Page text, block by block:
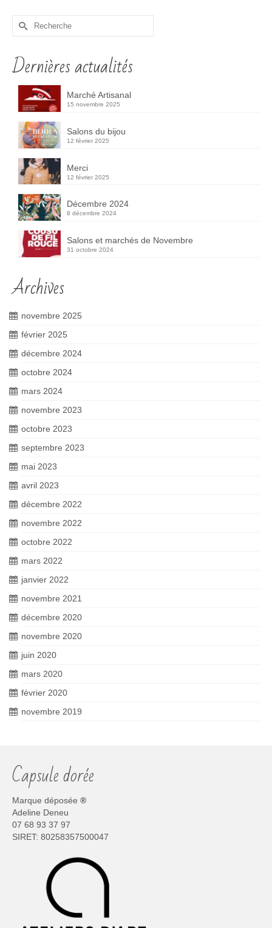
Rechercher :
Dernières actualités
Marché Artisanal
15 novembre 2025
Salons du bijou
12 février 2025
Merci
12 février 2025
Décembre 2024
8 décembre 2024
Salons et marchés de Novembre
31 octobre 2024
Archives
novembre 2025
février 2025
décembre 2024
octobre 2024
mars 2024
novembre 2023
octobre 2023
septembre 2023
mai 2023
avril 2023
décembre 2022
novembre 2022
octobre 2022
mars 2022
janvier 2022
novembre 2021
décembre 2020
novembre 2020
juin 2020
mars 2020
février 2020
novembre 2019
Capsule dorée
Marque déposée ®
Adeline Deneu
07 68 93 37 97
SIRET: 80258357500047